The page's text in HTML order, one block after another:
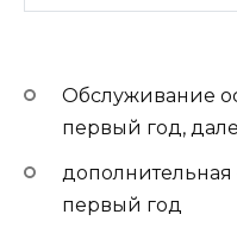
Обслуживание
первый год,
дополнительная
первый год